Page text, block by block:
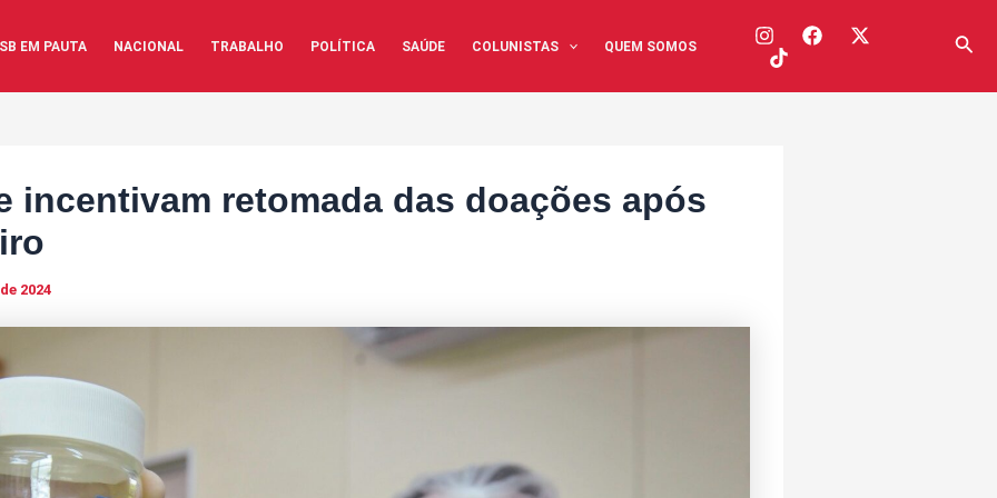
EM PAUTA NACIONAL TRABALHO POLÍTICA SAÚDE COLUNISTAS QUEM SOMOS
incentivam retomada das doações após
2024